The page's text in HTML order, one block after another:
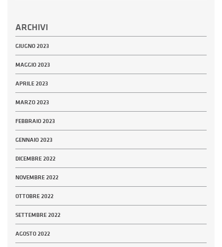
ARCHIVI
GIUGNO 2023
MAGGIO 2023
APRILE 2023
MARZO 2023
FEBBRAIO 2023
GENNAIO 2023
DICEMBRE 2022
NOVEMBRE 2022
OTTOBRE 2022
SETTEMBRE 2022
AGOSTO 2022